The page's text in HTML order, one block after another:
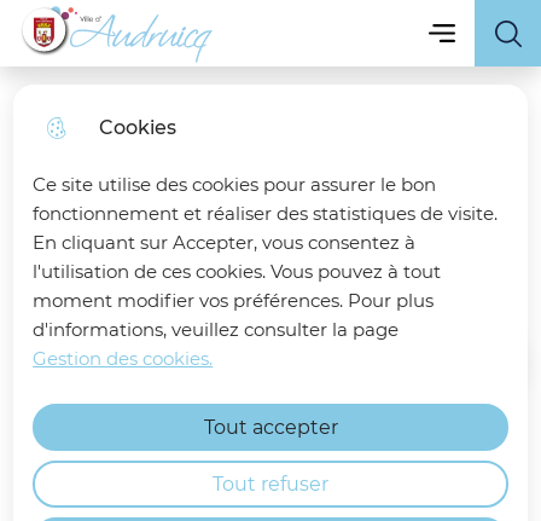
Cookies
Ce site utilise des cookies pour assurer le bon
fonctionnement et réaliser des statistiques de visite.
En cliquant sur Accepter, vous consentez à
l'utilisation de ces cookies. Vous pouvez à tout
moment modifier vos préférences. Pour plus
d'informations, veuillez consulter la page
Gestion des cookies.
Tout accepter
Tout refuser
Skip
to
menu
Skip
to
search
principal
Skip to
site
map
Ville d'Audruicq
Menu
municipales 2026
Information générale
Accueil
Scrutin du 15 mars 2026